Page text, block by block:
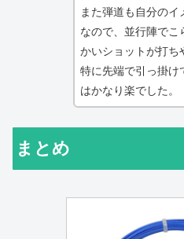
また弾道も自分の
なので、並行陣でこ
かいショットが打ち
特に先端で引っ掛け
はかなり楽でした。
まとめ